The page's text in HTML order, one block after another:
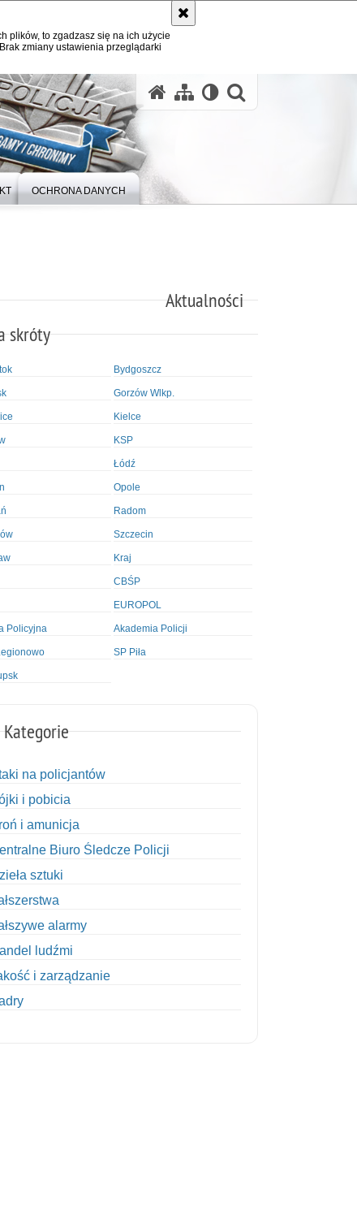
plików, to zgadzasz się na ich użycie
zmiany ustawienia przeglądarki
OCHRONA DANYCH
Aktualności
skróty
Bydgoszcz
Gorzów Wlkp.
Kielce
KSP
Łódź
Opole
Radom
Szczecin
Kraj
CBŚP
EUROPOL
Policyjna Akademia Policji
SP Piła
Kategorie
na policjantów
i pobicia
i amunicja
Biuro Śledcze Policji
sztuki
alarmy
ludźmi
i zarządzanie